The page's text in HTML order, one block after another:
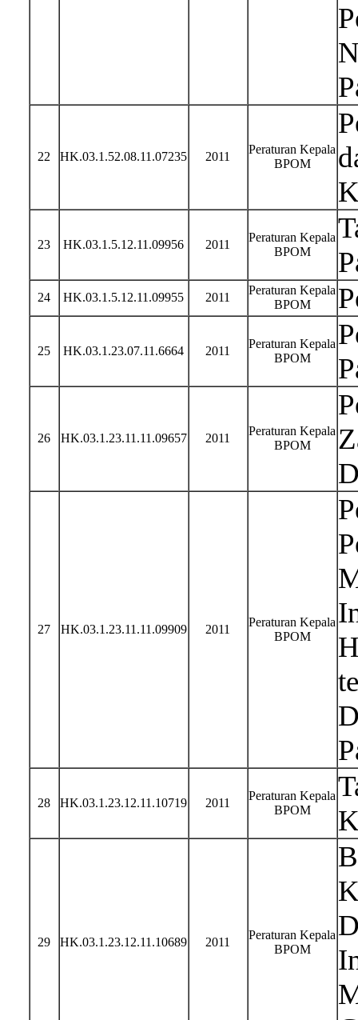
22 HK.03.1.52.08.11.07235 2011
Peraturan Kepala
BPOM
23 HK.03.1.5.12.11.09956 2011
Peraturan Kepala
BPOM
24 HK.03.1.5.12.11.09955 2011
Peraturan Kepala
BPOM
25 HK.03.1.23.07.11.6664 2011
Peraturan Kepala
BPOM
26 HK.03.1.23.11.11.09657 2011
Peraturan Kepala
BPOM
27 HK.03.1.23.11.11.09909 2011
Peraturan Kepala
BPOM
28 HK.03.1.23.12.11.10719 2011
Peraturan Kepala
BPOM
29 HK.03.1.23.12.11.10689 2011
Peraturan Kepala
BPOM